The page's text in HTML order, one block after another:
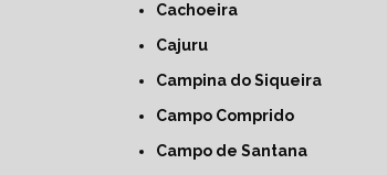
Cachoeira
Cajuru
Campina do Siqueira
Campo Comprido
Campo de Santana